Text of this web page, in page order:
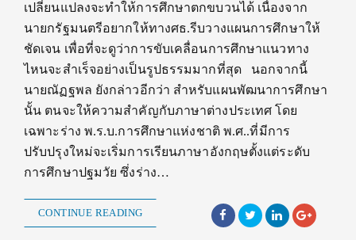
เปลี่ยนแปลงจะทำให้การศึกษาตกขบวนได้ เนื่องจาก
นายกรัฐมนตรีอยากให้ทางศธ.รีบวางแผนการศึกษาให้
ชัดเจน เพื่อที่จะดูว่าการขับเคลื่อนการศึกษาแนวทาง
ไหนจะสำเร็จอย่างเป็นรูปธรรมมากที่สุด นอกจากนี้
นายณัฏฐพล ยังกล่าวอีกว่า สำหรับแผนพัฒนาการศึกษา
นั้น ตนจะให้ความสำคัญกับภาษาต่างประเทศ โดย
เฉพาะร่าง พ.ร.บ.การศึกษาแห่งชาติ พ.ศ..ที่มีการ
ปรับปรุงใหม่จะเริ่มการเรียนภาษาอังกฤษตั้งแต่ระดับ
การศึกษาปฐมวัย ซึ่งร่าง…
CONTINUE READING